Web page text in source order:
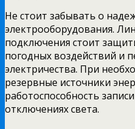
Не стоит забывать о
электрооборудования.
подключения стоит
погодных воздействий и
электричества. При
резервные источники
работоспособность
отключениях света.